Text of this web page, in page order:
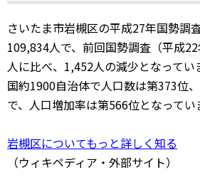
さいたま市岩槻区の平成27年国勢調
109,834人で、前回国勢調査（平成
人に比べ、1,452人の減少となってい
国約1900自治体で人口数は第373位
で、人口増加率は第566位となってい
岩槻区についてもっと詳しく知る
（ウィキペディア・外部サイト）